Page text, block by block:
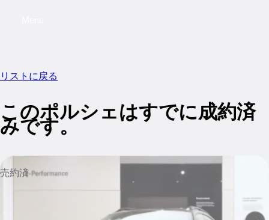
リストに戻る
このポルシェはすでに成約済
みです。
売約済